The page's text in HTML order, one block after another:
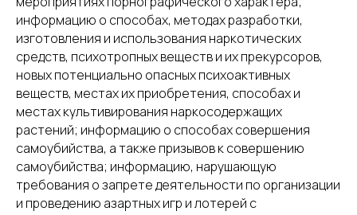
информацию о способах, методах разработки,
изготовления и использования наркотических
средств, психотропных веществ и их прекурсоров,
новых потенциально опасных психоактивных
веществ, местах их приобретения, способах и
местах культивирования наркосодержащих
растений; информацию о способах совершения
самоубийства, а также призывов к совершению
самоубийства; информацию, нарушающую
требования о запрете деятельности по организации
и проведению азартных игр и лотерей с